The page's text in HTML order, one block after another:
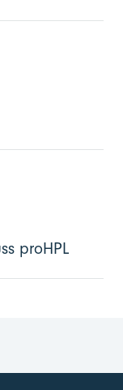
proHPL